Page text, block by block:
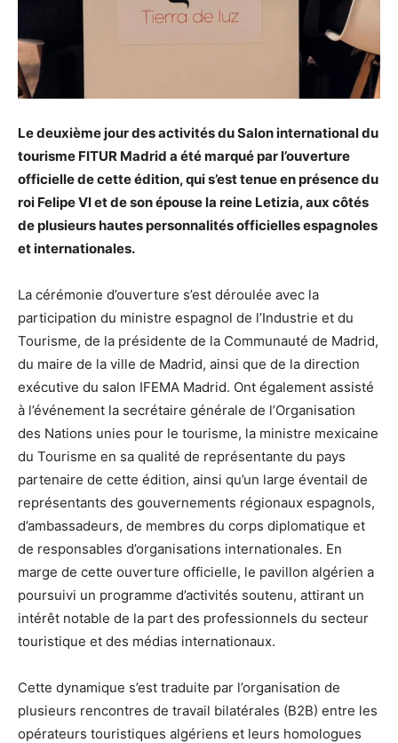
Le deuxième jour des activités du Salon international du
tourisme FITUR Madrid a été marqué par l’ouverture
officielle de cette édition, qui s’est tenue en présence du
roi Felipe VI et de son épouse la reine Letizia, aux côtés
de plusieurs hautes personnalités officielles espagnoles
et internationales.
La cérémonie d’ouverture s’est déroulée avec la
participation du ministre espagnol de l’Industrie et du
Tourisme, de la présidente de la Communauté de Madrid,
du maire de la ville de Madrid, ainsi que de la direction
exécutive du salon IFEMA Madrid. Ont également assisté
à l’événement la secrétaire générale de l’Organisation
des Nations unies pour le tourisme, la ministre mexicaine
du Tourisme en sa qualité de représentante du pays
partenaire de cette édition, ainsi qu’un large éventail de
représentants des gouvernements régionaux espagnols,
d’ambassadeurs, de membres du corps diplomatique et
de responsables d’organisations internationales. En
marge de cette ouverture officielle, le pavillon algérien a
poursuivi un programme d’activités soutenu, attirant un
intérêt notable de la part des professionnels du secteur
touristique et des médias internationaux.
Cette dynamique s’est traduite par l’organisation de
plusieurs rencontres de travail bilatérales (B2B) entre les
opérateurs touristiques algériens et leurs homologues